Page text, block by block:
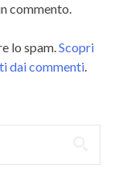
commento.
lo spam.Scopri
dai commenti.